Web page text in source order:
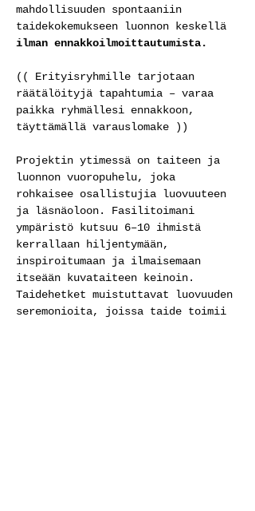
mahdollisuuden spontaaniin
taidekokemukseen luonnon keskellä
ilman ennakkoilmoittautumista.
(( Erityisryhmille tarjotaan
räätälöityjä tapahtumia – varaa
paikka ryhmällesi ennakkoon,
täyttämällä varauslomake ))
Projektin ytimessä on taiteen ja
luonnon vuoropuhelu, joka
rohkaisee osallistujia luovuuteen
ja läsnäoloon. Fasilitoimani
ympäristö kutsuu 6–10 ihmistä
kerrallaan hiljentymään,
inspiroitumaan ja ilmaisemaan
itseään kuvataiteen keinoin.
Taidehetket muistuttavat luovuuden
seremonioita, joissa taide toimii